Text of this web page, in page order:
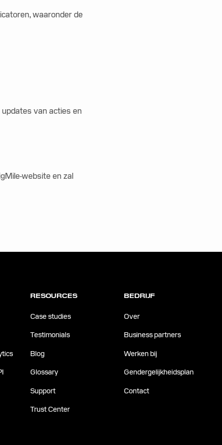
waaronder de
van acties en
website en zal
RESOURCES
Case studies
Testimonials
Blog
Glossary
Support
Trust Center
BEDRIJF
Over
Business partners
Werken bij
Gendergelijkheidsplan
Contact